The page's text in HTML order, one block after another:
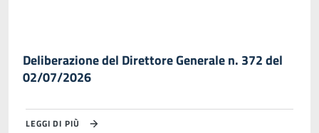
Deliberazione del Direttore Generale n. 372 del
02/07/2026
LEGGI DI PIÙ